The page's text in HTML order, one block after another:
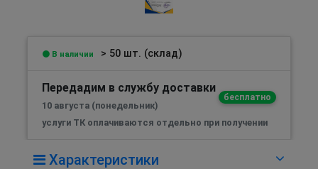
В наличии > 50 шт. (склад)
Передадим в службу доставки
бесплатно
10 августа (понедельник)
услуги ТК оплачиваются отдельно при получении
Характеристики